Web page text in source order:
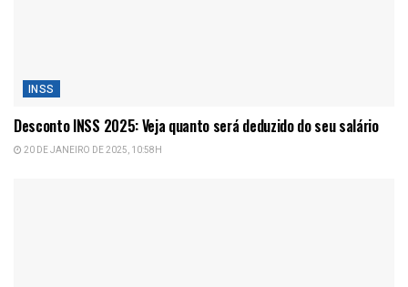
INSS
Desconto INSS 2025: Veja quanto será deduzido do seu salário
20 DE JANEIRO DE 2025, 10:58H